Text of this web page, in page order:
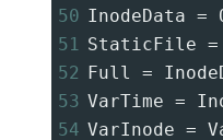
50 InodeData =
51 StaticFile =
52
Full =
53 VarTime =
54 VarInode =